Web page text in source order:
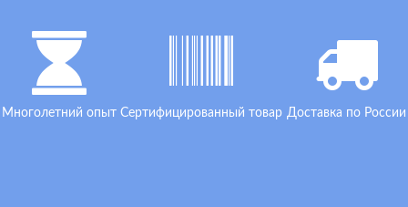
Многолетний опыт Сертифицированный товар Доставка по России